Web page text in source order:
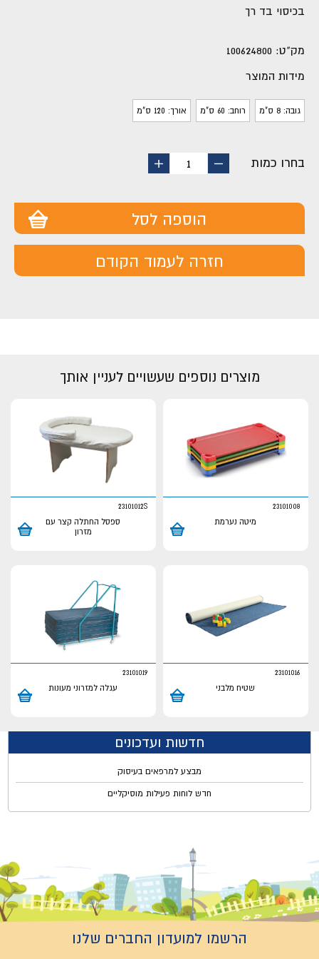
בכיסוי בד רך
מק"ט: 100624800
מידות המוצר
גובה: 8 ס"מ רוחב: 60 ס"מ אורך: 120 ס"מ
בחרו כמות
החסר
1
הוסף
הוספה לסל
חזרה לעמוד הקודם
מוצרים נוספים שעשויים לעניין אותך
23101008
מיטה נערמת
23101012S
ספסל החתלה קצר עם
מזרון
23101016
שטיח מלבני
23101019
עגלה למזרוני מעונות
חדשות ועדכונים
מבצע למרפאים בעיסוק
חדש לוחות פעילות מוסיקליים
הרשמו למועדון החברים שלנו